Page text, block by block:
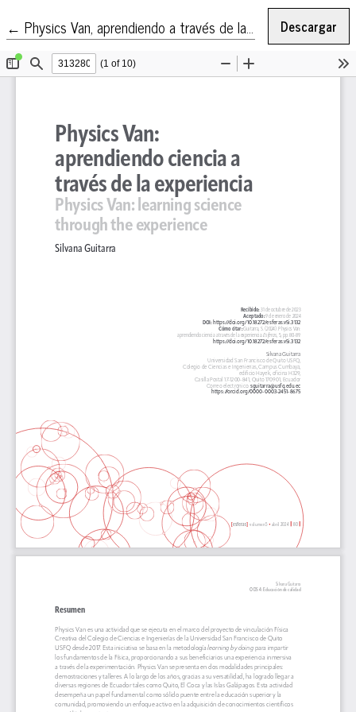
← Volver a los detalles del artículo
Physics Van, aprendiendo a través de la experiencia Descargar